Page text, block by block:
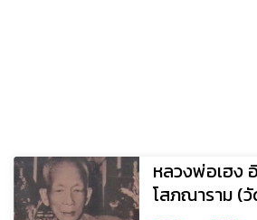
หลวงพ่อเฮง
โสภณาราม (